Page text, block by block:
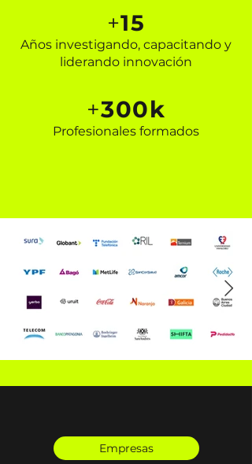
+15
Años investigando, capacitando y
liderando innovación
+300k
Profesionales formados
Empresas